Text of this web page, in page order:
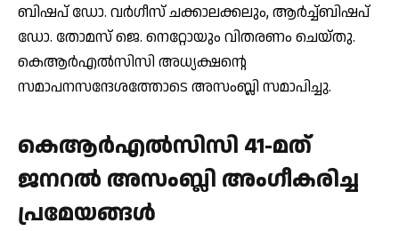
ബിഷപ് ഡോ. വര്‍ഗീസ് ചക്കാലക്കലും, ആര്‍ച്ച്ബിഷപ്
ഡോ. തോമസ് ജെ. നെറ്റോയും വിതരണം ചെയ്തു.
കെആര്‍എല്‍സിസി അധ്യക്ഷന്റെ
സമാപനസന്ദേശത്തോടെ അസംബ്ലി സമാപിച്ചു.
കെആര്‍എല്‍സിസി 41-മത്
ജനറല്‍ അസംബ്ലി അംഗീകരിച്ച
പ്രമേയങ്ങള്‍